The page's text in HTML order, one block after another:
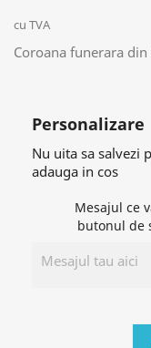
cu TVA
Coroana funerara
Personalizare
Nu uita sa salvezi
adauga in cos
Mesajul ce
butonul de